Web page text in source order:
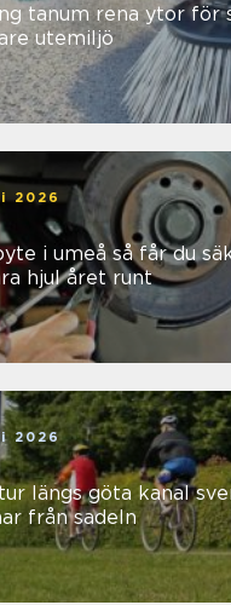
ytor för säkrare och
utemiljö
2026
så får du säkra och
hjul året runt
2026
längs göta kanal svensk
från sadeln